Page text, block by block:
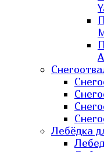
Лебёдка